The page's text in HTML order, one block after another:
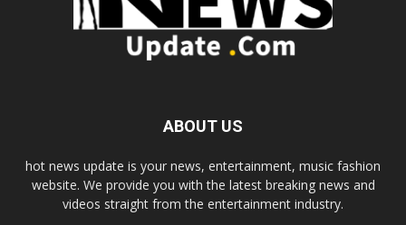
ABOUT US
hot news update is your news, entertainment, music fashion
website. We provide you with the latest breaking news and
videos straight from the entertainment industry.